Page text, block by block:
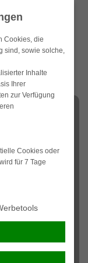
Hauses ein
die
wie
des Baus und
ist bekannt,
oder
Cookies, die
sind, sowie solche,
Inhalte
Ihrer
zur Verfügung
Cookies oder
für 7 Tage